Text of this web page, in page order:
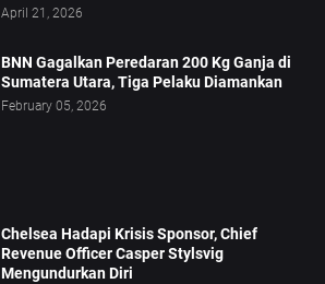
April 21, 2026
BNN Gagalkan Peredaran 200 Kg Ganja di
Sumatera Utara, Tiga Pelaku Diamankan
February 05, 2026
Chelsea Hadapi Krisis Sponsor, Chief
Revenue Officer Casper Stylsvig
Mengundurkan Diri